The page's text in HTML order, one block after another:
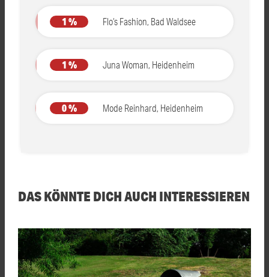
Flo‘s Fashion, Bad Waldsee
1 %
Juna Woman, Heidenheim
1 %
Mode Reinhard, Heidenheim
0 %
DAS KÖNNTE DICH AUCH INTERESSIEREN